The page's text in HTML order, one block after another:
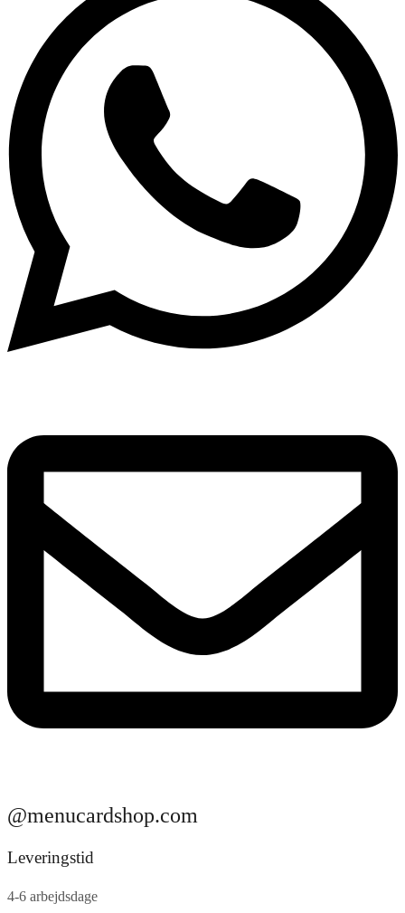
@menucardshop.com
Leveringstid
4-6 arbejdsdage